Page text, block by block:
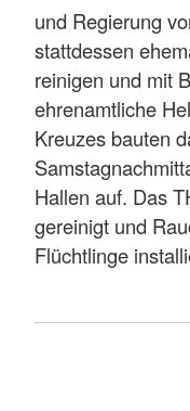
und Regierung
stattdessen
reinigen und mit
ehrenamtliche
Kreuzes bauten
Hallen auf. Das
gereinigt und
Flüchtlinge